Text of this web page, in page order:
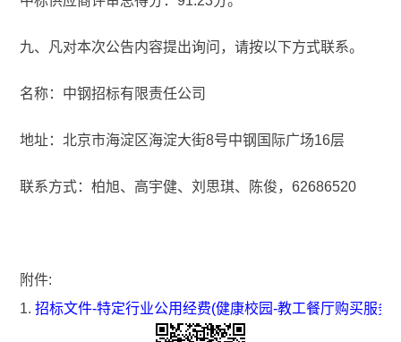
九、凡对本次公告内容提出询问，请按以下方式联系。
名称：中钢招标有限责任公司
地址：北京市海淀区海淀大街8号中钢国际广场16层
联系方式：柏旭、高宇健、刘思琪、陈俊，62686520
附件:
1.招标文件-特定行业公用经费(健康校园-教工餐厅购买服务)